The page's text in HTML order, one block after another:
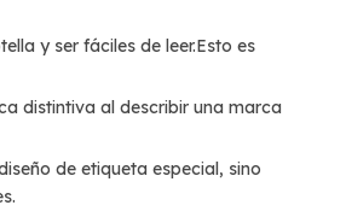
y ser fáciles de leer.Esto es
distintiva al describir una marca
de etiqueta especial, sino